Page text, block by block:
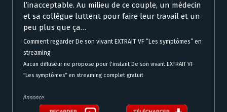
l’inacceptable. Au milieu de ce couple, un médecin
et sa collègue luttent pour faire leur travail et un
peu plus que ça…
Comment regarder De son vivant EXTRAIT VF “Les symptômes” en
streaming
Aucun diffuseur ne propose pour l’instant De son vivant EXTRAIT VF
“Les symptômes” en streaming complet gratuit
Annonce